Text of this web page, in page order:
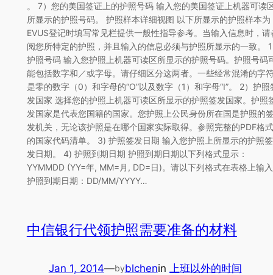
。 7）您的美国签证上的护照号码 输入您的美国签证上机器可读
所显示的护照号码。 护照样本详细视图 以下所显示的护照样本为
EVUS登记时填写常见栏提供一般性指导参考​​。当输入信息时，请
阅您所特定的护照，并且输入的信息必须与护照所显示的一致。
护照号码 输入您护照上机器可读区所显示的护照号码。护照号码
能包括数字和／或字母。请仔细区分这两者。一些经常混淆的字
是零的数字（0）和字母的“O”以及数字（1）和字母“I”。 2）护照
发国家 选择您的护照上机器可读区所显示的护照签发国家。护照
发国家是代表您国籍的国家。您护照上公民身份所在国是护照的
发机关，无论该护照是在哪个国家实际取得。参照完整的PDF格式
的国家代码清单。 3) 护照签发日期 输入您护照上所显示的护照签
发日期。 4) 护照到期日期 护照到期日期以下列格式显示：
YYMMDD (YY=年, MM=月, DD=日)。请以下列格式在表格上输入
护照到期日期：DD/MM/YYYY…
中信银行代领护照需要准备的材料
Jan 1, 2014—byblchenin 上班以外的时间